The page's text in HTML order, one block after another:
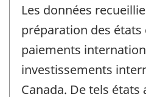
Les données
préparation des états
paiements
investissements
Canada. De tels états